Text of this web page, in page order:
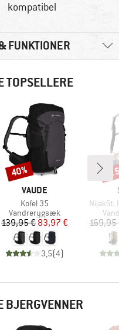
kompatibel
FUNKTIONER
TOPSELLERE
MÆRKE
VAUDE
Artikel
Kofel 35
Produktgruppe
Vandrerygsæk
Pris
139,95 €Nedsat pris
83,97 €
3,5(4)
Rabat
40%
Artikel
NijakSt.
169,95
BJERGVENNER